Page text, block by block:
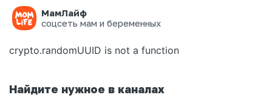
МамЛайф
соцсеть мам и беременных
Ошибка на странице
crypto.randomUUID is not a function
Найдите нужное в каналах